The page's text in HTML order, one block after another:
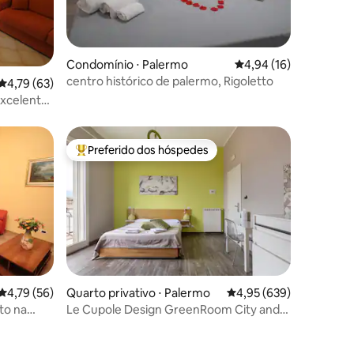
de uma avaliação média de 5, 63 avaliações
4,79 (63)
Condomínio ⋅ Palermo 4,94 de uma
4,94 (16)
centro histórico de palermo, Rigoletto
de uma avaliação média de 5, 56 avaliações
4,79 (56)
na
Entre os melhores preferidos dos hóspedes
Preferido dos hóspedes
Quarto privativo ⋅ Palermo 4,95 de uma avaliação
4,95 (639)
Le Cupole Design GreenRoom City and